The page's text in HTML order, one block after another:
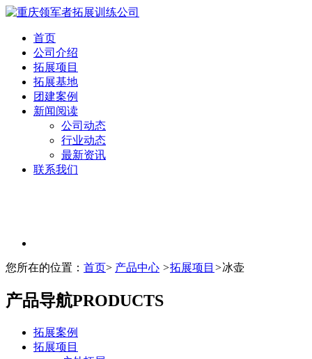
首页
公司介绍
拓展项目
拓展基地
团建案例
新闻阅读
公司动态
行业动态
最新资讯
联系我们
您所在的位置： 首页> 产品中心 >拓展项目 >冰壶
产品导航PRODUCTS
拓展案例
拓展项目